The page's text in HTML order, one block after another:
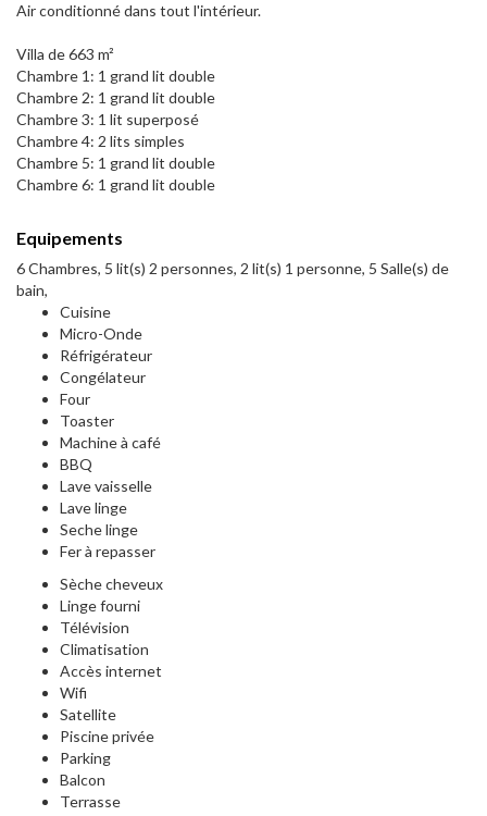
Air conditionné dans tout l'intérieur.
Villa de 663 m²
Chambre 1: 1 grand lit double
Chambre 2: 1 grand lit double
Chambre 3: 1 lit superposé
Chambre 4: 2 lits simples
Chambre 5: 1 grand lit double
Chambre 6: 1 grand lit double
Equipements
6 Chambres, 5 lit(s) 2 personnes, 2 lit(s) 1 personne, 5 Salle(s) de
bain,
Cuisine
Micro-Onde
Réfrigérateur
Congélateur
Four
Toaster
Machine à café
BBQ
Lave vaisselle
Lave linge
Seche linge
Fer à repasser
Sèche cheveux
Linge fourni
Télévision
Climatisation
Accès internet
Wifi
Satellite
Piscine privée
Parking
Balcon
Terrasse